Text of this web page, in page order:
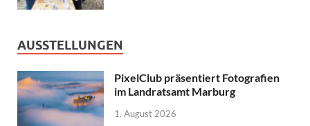
AUSSTELLUNGEN
PixelClub präsentiert Fotografien
im Landratsamt Marburg
1. August 2026